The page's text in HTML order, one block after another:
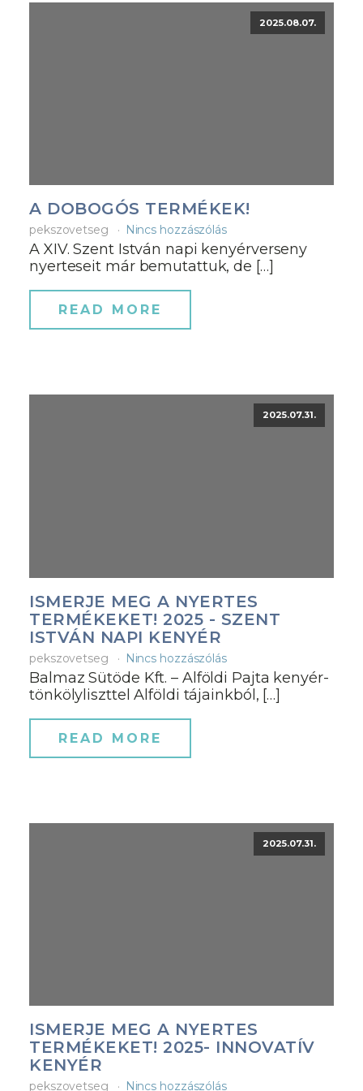
2025.08.07.
A DOBOGÓS TERMÉKEK!
pekszovetseg Nincs hozzászólás
A XIV. Szent István napi kenyérverseny
nyerteseit már bemutattuk, de […]
READ MORE
2025.07.31.
ISMERJE MEG A NYERTES
TERMÉKEKET! 2025 - SZENT
ISTVÁN NAPI KENYÉR
pekszovetseg Nincs hozzászólás
Balmaz Sütöde Kft. – Alföldi Pajta kenyér-
tönkölyliszttel Alföldi tájainkból, […]
READ MORE
2025.07.31.
ISMERJE MEG A NYERTES
TERMÉKEKET! 2025- INNOVATÍV
KENYÉR
pekszovetseg Nincs hozzászólás